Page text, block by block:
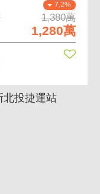
7.2%
1,380萬
1,280萬